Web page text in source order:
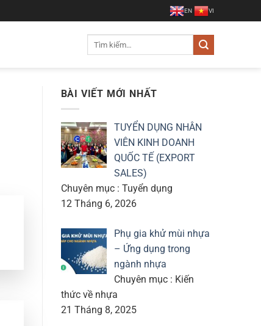
EN VI
BÀI VIẾT MỚI NHẤT
TUYỂN DỤNG NHÂN
VIÊN KINH DOANH
QUỐC TẾ (EXPORT
SALES)
Chuyên mục : Tuyển dụng
12 Tháng 6, 2026
Phụ gia khử mùi nhựa
– Ứng dụng trong
ngành nhựa
Chuyên mục : Kiến
thức về nhựa
21 Tháng 8, 2025